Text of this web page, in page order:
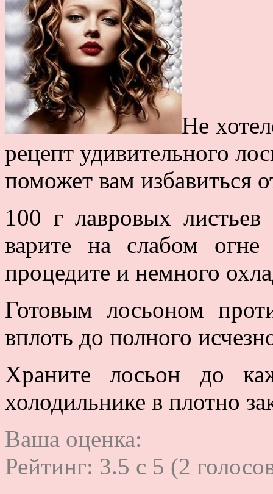
Не
рецепт удивительного
поможет вам избавиться
100 г лавровых
варите на слабом
процедите и немного
Готовым лосьоном
вплоть до полного
Храните лосьон до
холодильнике в плотно
Ваша оценка:
Рейтинг: 3.5 c 5 (2